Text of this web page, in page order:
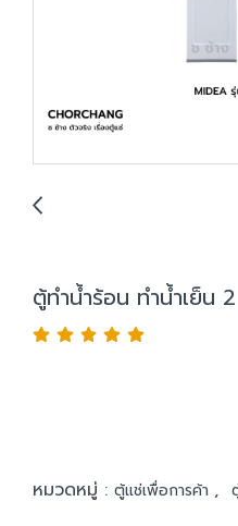
ตู้ทำน้ำร้อน ทำน้ำเย็น
หมวดหมู่ : ตู้แช่เพื่อการค้า ,